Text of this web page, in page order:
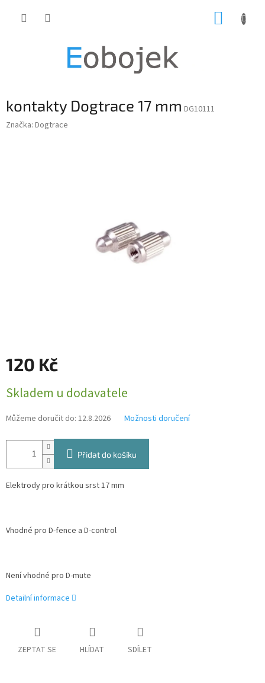
kontakty Dogtrace 17 mm DG10111
Značka: Dogtrace
120 Kč
cena:
Skladem u dodavatele
Můžeme doručit do: 12.8.2026 Možnosti doručení
Přidat do košíku
Elektrody pro krátkou srst 17 mm
Vhodné pro D-fence a D-control
Není vhodné pro D-mute
Detailní informace
ZEPTAT SE HLÍDAT SDÍLET